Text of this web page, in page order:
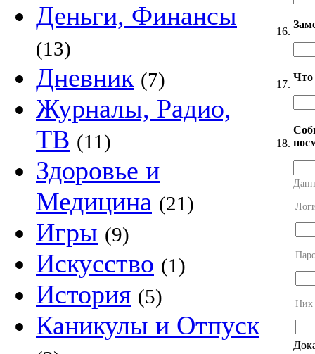
Деньги, Финансы
(13)
Дневник (7)
Журналы, Радио,
ТВ (11)
Здоровье и
Медицина (21)
Игры (9)
Искусство (1)
История (5)
Каникулы и Отпуск
16.
17.
Что
18.
Ник